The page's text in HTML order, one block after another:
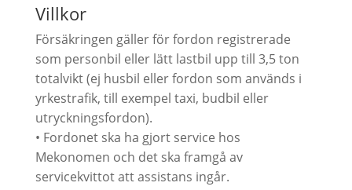
Villkor
Försäkringen gäller för fordon registrerade
som personbil eller lätt lastbil upp till 3,5 ton
totalvikt (ej husbil eller fordon som används i
yrkestrafik, till exempel taxi, budbil eller
utryckningsfordon).
• Fordonet ska ha gjort service hos
Mekonomen och det ska framgå av
servicekvittot att assistans ingår.